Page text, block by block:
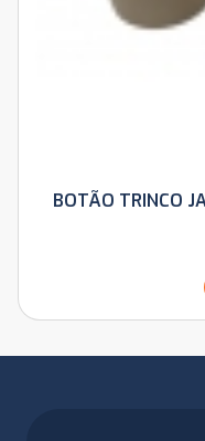
BOTÃO TRINCO